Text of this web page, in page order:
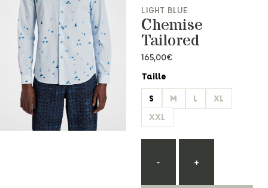
LIGHT BLUE
Chemise
Tailored
165,00€
Taille
S
M L
XL
XXL
- +